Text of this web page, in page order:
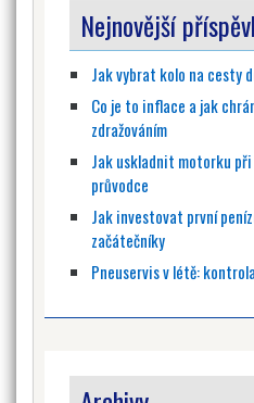
Nejnovější
Jak vybrat kolo na cesty
Co je to inflace a jak
zdražováním
Jak uskladnit motorku
průvodce
Jak investovat první
začátečníky
Pneuservis v létě: